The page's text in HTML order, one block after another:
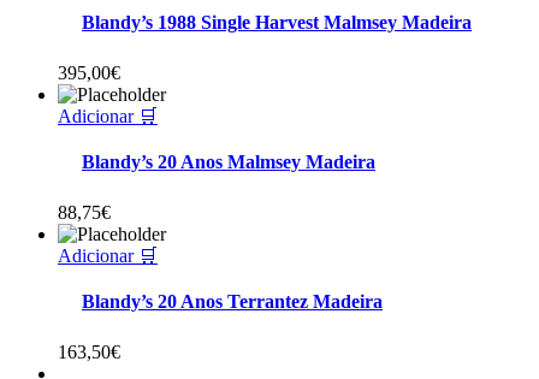
Blandy’s 1988 Single Harvest Malmsey Madeira
395,00€
Adicionar 🛒
Blandy’s 20 Anos Malmsey Madeira
88,75€
Adicionar 🛒
Blandy’s 20 Anos Terrantez Madeira
163,50€